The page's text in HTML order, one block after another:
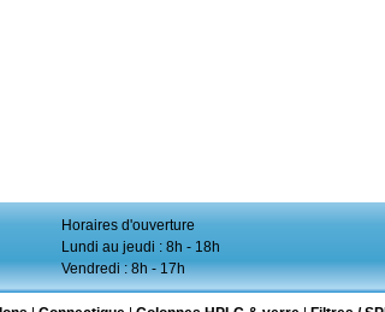
Horaires d'ouverture
Lundi au jeudi : 8h - 18h
Vendredi : 8h - 17h